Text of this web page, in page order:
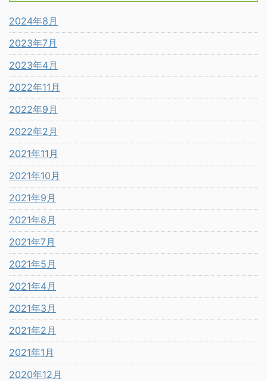
2024年8月
2023年7月
2023年4月
2022年11月
2022年9月
2022年2月
2021年11月
2021年10月
2021年9月
2021年8月
2021年7月
2021年5月
2021年4月
2021年3月
2021年2月
2021年1月
2020年12月